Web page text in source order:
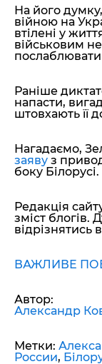
На його
війною на
втілені у
військовим
Раніше
напасти,
штовхають її
Нагадаємо,
заяву з
боку Білорусі.
Редакція
зміст блогів.
відрізнятись
ВАЖЛИВЕ
Автор:
Александр
Метки:
России,